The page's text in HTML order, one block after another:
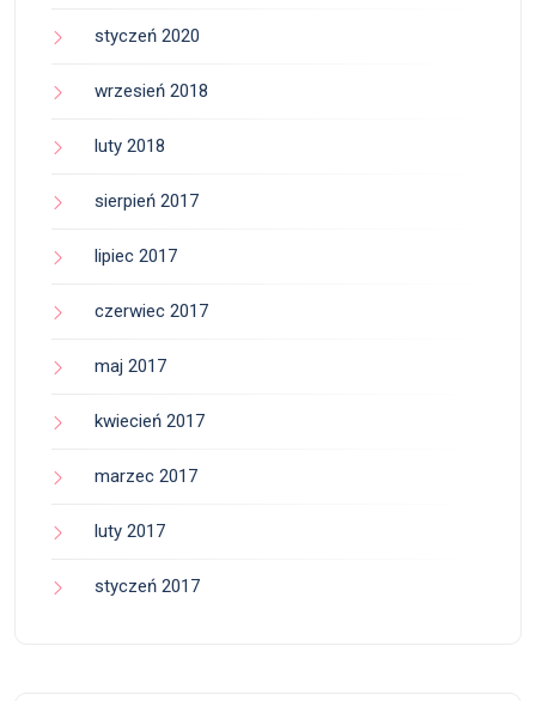
styczeń 2020
wrzesień 2018
luty 2018
sierpień 2017
lipiec 2017
czerwiec 2017
maj 2017
kwiecień 2017
marzec 2017
luty 2017
styczeń 2017